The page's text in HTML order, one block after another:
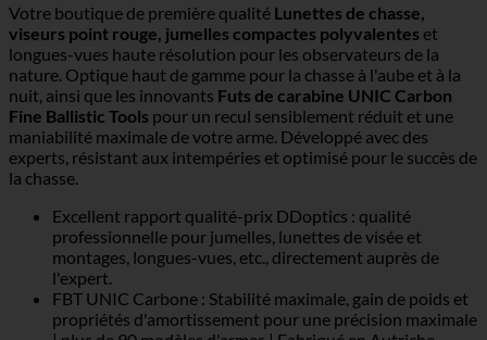
Votre boutique de première qualité Lunettes de chasse,
viseurs point rouge, jumelles compactes polyvalentes et
longues-vues haute résolution pour les observateurs de la
nature. Optique haut de gamme pour la chasse à l'aube et à la
nuit, ainsi que les innovants Futs de carabine UNIC Carbon
Fine Ballistic Tools pour un recul sensiblement réduit et une
maniabilité maximale de votre arme. Développé avec des
experts, résistant aux intempéries et optimisé pour le succès de
la chasse.
Excellent rapport qualité-prix DDoptics : qualité
professionnelle pour jumelles, lunettes de visée et
montages, longues-vues, etc., directement auprès de
l'expert.
FBT UNIC Carbone : Stabilité maximale, gain de poids et
propriétés d'amortissement pour une précision maximale